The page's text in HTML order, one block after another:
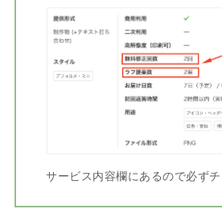
サービス内容欄にあるので必ず